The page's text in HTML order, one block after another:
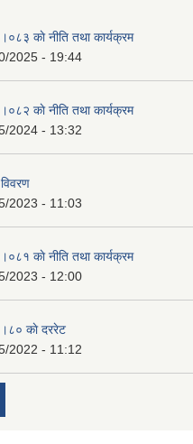
काे नीति तथा कार्यक्रम
2025 - 19:44
काे नीति तथा कार्यक्रम
2024 - 13:32
2023 - 11:03
काे नीति तथा कार्यक्रम
2023 - 12:00
काे दररेट
2022 - 11:12